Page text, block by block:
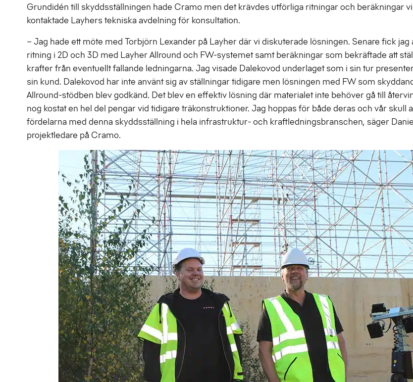
Grundidén till skyddsställningen hade Cramo men det krävdes utförliga ritningar och beräkningar
kontaktade Layhers tekniska avdelning för konsultation.
– Jag hade ett möte med Torbjörn Lexander på Layher där vi diskuterade lösningen. Senare fick jag
ritning i 2D och 3D med Layher Allround och FW-systemet samt beräkningar som bekräftade att
krafter från eventuellt fallande ledningarna. Jag visade Dalekovod underlaget som i sin tur
sin kund. Dalekovod har inte använt sig av ställningar tidigare men lösningen med FW som
Allround-stödben blev godkänd. Det blev en effektiv lösning där materialet inte behöver gå till
nog kostat en hel del pengar vid tidigare träkonstruktioner. Jag hoppas för både deras och vår skull
fördelarna med denna skyddsställning i hela infrastruktur- och kraftledningsbranschen, säger
projektledare på Cramo.